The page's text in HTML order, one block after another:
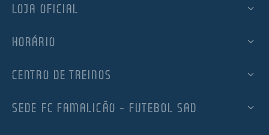
LOJA OFICIAL
HORÁRIO
CENTRO DE TREINOS
SEDE FC FAMALICÃO – FUTEBOL SAD